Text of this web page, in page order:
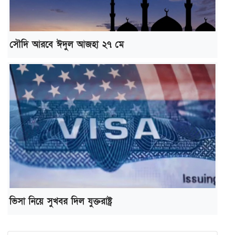
সৌদি আরবে ঈদুল আজহা ২৭ মে
ভিসা নিয়ে সুখবর দিল যুক্তরাষ্ট্র